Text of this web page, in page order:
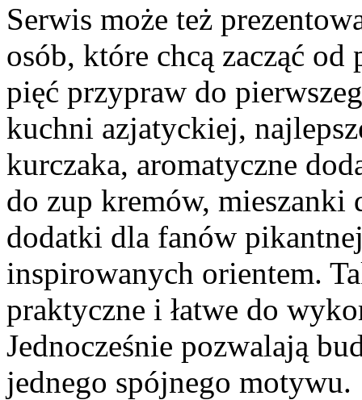
Serwis może też
osób, które chcą zacząć
pięć przypraw do
kuchni azjatyckiej,
kurczaka, aromatyczne
do zup kremów, mieszanki
dodatki dla fanów
inspirowanych orientem.
praktyczne i łatwe do
Jednocześnie pozwalają
jednego spójnego motywu.